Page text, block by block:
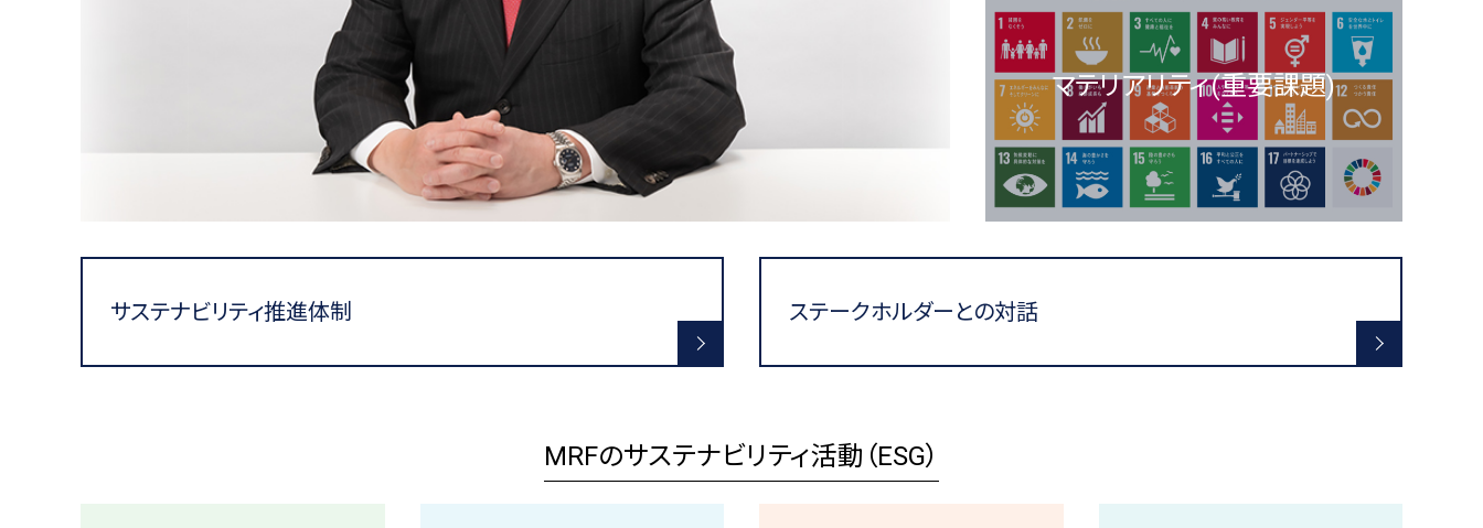
マテリアリティ(重要課題)
サステナビリティ推進体制 ステークホルダーとの対話
MRFのサステナビリティ活動（ESG）